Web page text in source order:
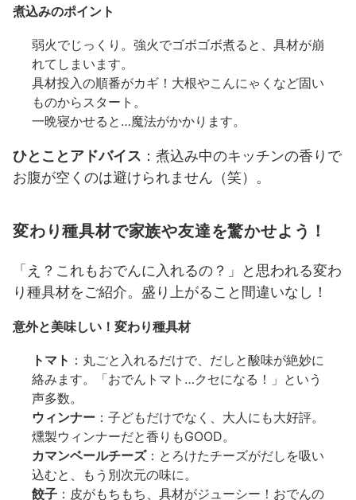
煮込みのポイント
弱火でじっくり。強火でゴボゴボ煮ると、具材が崩
れてしまいます。
具材投入の順番がカギ！大根やこんにゃくなど固い
ものからスタート。
一晩寝かせると…魔法がかかります。
ひとことアドバイス ：煮込み中のキッチンの香りで
お腹が空くのは避けられません（笑）。
変わり種具材で家族や友達を驚かせよう！
「え？これもおでんに入れるの？」と思われる変わ
り種具材をご紹介。盛り上がること間違いなし！
意外と美味しい！変わり種具材
トマト ：丸ごと入れるだけで、だしと酸味が絶妙に
絡みます。「おでんトマト…クセになる！」という
声多数。
ウィンナー ：子どもだけでなく、大人にも大好評。
燻製ウィンナーだと香りもGOOD。
カマンベールチーズ：とろけたチーズがだしを吸い
込むと、もう別次元の味に。
餃子 ：皮がもちもち、具材がジューシー！おでんの